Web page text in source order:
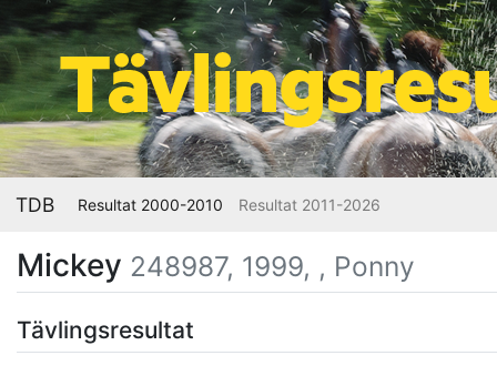
TDB Resultat 2000-2010 Resultat 2011-2026
Mickey 248987, 1999, , Ponny
Tävlingsresultat